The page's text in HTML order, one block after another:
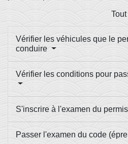
Vérifier les véhicules que le
conduire
Vérifier les conditions pour
S'inscrire à l'examen du
Passer l'examen du code